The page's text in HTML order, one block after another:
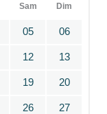
Sam Dim
05 06
12 13
19 20
26 27